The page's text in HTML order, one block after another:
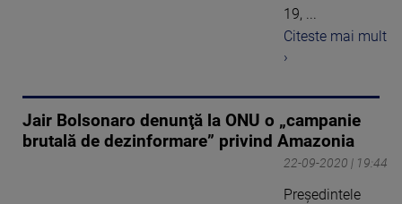
19, ...
Citeste mai mult
›
Jair Bolsonaro denunţă la ONU o „campanie
brutală de dezinformare” privind Amazonia
22-09-2020 | 19:44
Preşedintele